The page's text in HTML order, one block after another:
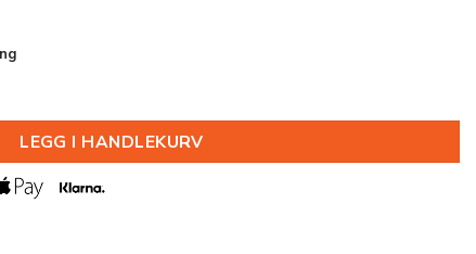
9,5X250X2600MM antall
LEGG I HANDLEKURV